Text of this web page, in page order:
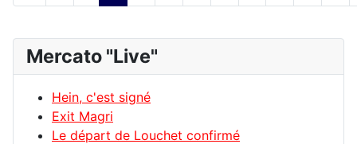
Mercato "Live"
Hein, c'est signé
Exit Magri
Le départ de Louchet confirmé